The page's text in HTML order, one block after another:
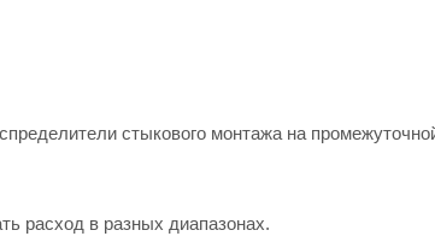
стыкового монтажа на
расход в разных диапазонах.